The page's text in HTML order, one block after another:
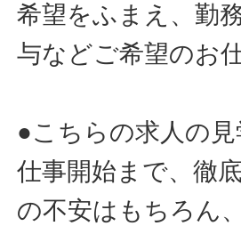
希望をふまえ、勤
与などご希望のお
●こちらの求人の
仕事開始まで、徹
の不安はもちろん